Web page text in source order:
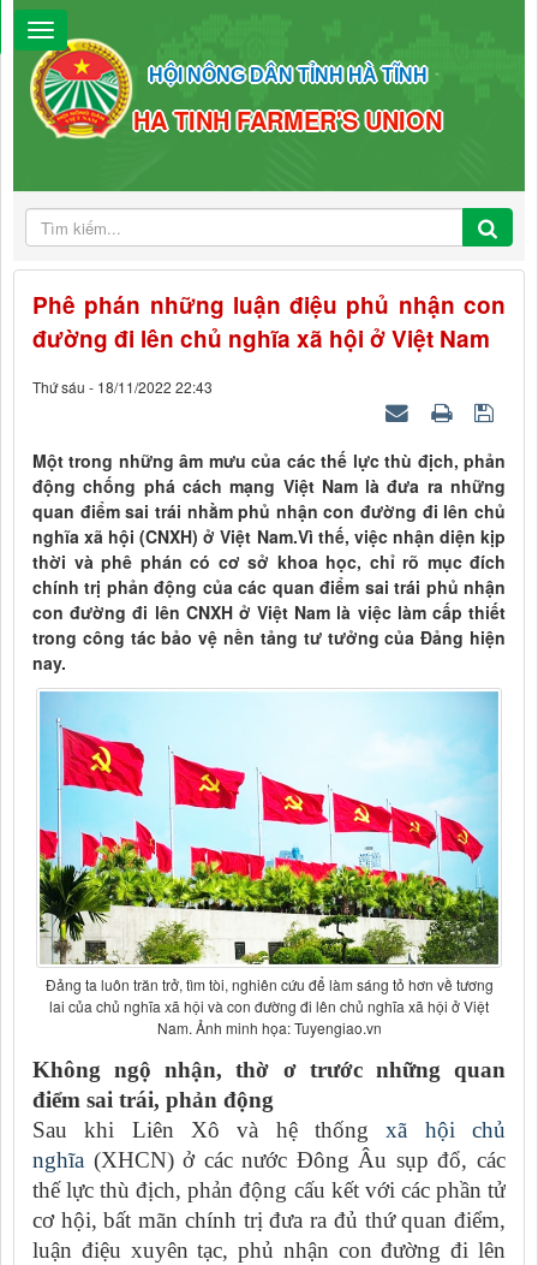
HỘI NÔNG DÂN TỈNH HÀ TĨNH
HA TINH FARMER'S UNION
Phê phán những luận điệu phủ nhận con
đường đi lên chủ nghĩa xã hội ở Việt Nam
Thứ sáu - 18/11/2022 22:43
Một trong những âm mưu của các thế lực thù địch, phản
động chống phá cách mạng Việt Nam là đưa ra những
quan điểm sai trái nhằm phủ nhận con đường đi lên chủ
nghĩa xã hội (CNXH) ở Việt Nam.Vì thế, việc nhận diện kịp
thời và phê phán có cơ sở khoa học, chỉ rõ mục đích
chính trị phản động của các quan điểm sai trái phủ nhận
con đường đi lên CNXH ở Việt Nam là việc làm cấp thiết
trong công tác bảo vệ nền tảng tư tưởng của Đảng hiện
nay.
Ðảng ta luôn trăn trở, tìm tòi, nghiên cứu để làm sáng tỏ hơn về tương
lai của chủ nghĩa xã hội và con đường đi lên chủ nghĩa xã hội ở Việt
Nam. Ảnh minh họa: Tuyengiao.vn
Không ngộ nhận, thờ ơ trước những quan
điểm sai trái, phản động
Sau khi Liên Xô và hệ thốngxã hội chủ
nghĩa (XHCN) ở các nước Đông Âu sụp đổ, các
thế lực thù địch, phản động cấu kết với các phần tử
cơ hội, bất mãn chính trị đưa ra đủ thứ quan điểm,
luận điệu xuyên tạc, phủ nhận con đường đi lên